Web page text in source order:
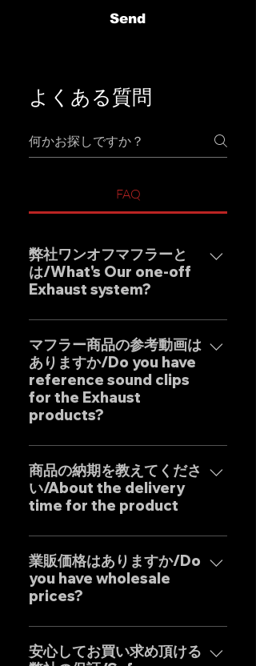
Send
よくある質問
FAQ
弊社ワンオフマフラーと
は/What's Our one-off
Exhaust system?
弊社ワンオフマフラーブラン
ド"GOAT STRADA"は究極のサウ
ンドをモットーとしたエキゾース
トシステムです。 日本人の"もの
づくり"の感覚と自社工場専属日本
人デザイナーによる妥協のない設
コストパフォーマンスを実現した
商品となります。 Our custom
one-off muffler brand "GOAT
STRADA" is an exhaust system
with the motto of achieving the
ultimate sound. It is a product
that combines the Japanese
"monozukuri" (craftsmanship)
design by our dedicated in-
house Japanese designers,
マフラー商品の参考動画は
ありますか/Do you have
reference sound clips
for the Exhaust
products?
はい、弊社のマフラーは国内のお
客様はもとより世界中のお客様に
広くご販売しておりますので動画
に関しましては個別的にお問い合
only to domestic customers
but to customers around the
world. For sound clips, please
feel free to contact us
individually.
商品の納期を教えてくださ
い/About the delivery
time for the product
弊社のマフラーはお客様のご要望
に最大限応えるべく完全にテーラ
ーメイドの受注生産となりますの
で、一部の商品を除き通常の納期
りますので発送地域により前後致
業販価格はありますか/Do
you have wholesale
prices?
業販価格ほぼ全ての商品に設定し
ておりますのでお気軽にご相談く
安心してお買い求め頂ける